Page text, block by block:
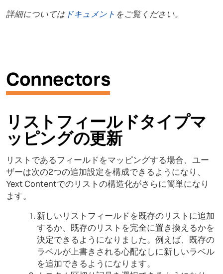
詳細については ドキュメント をご覧ください。
Connectors
リストフィールドタイプマ
ッピングの更新
リストであるフィールドをマッピングする場合、ユー
ザーは次の2つの追加設定を構成できるようになり、
Yext Contentでのリストの構造化がさらに簡単になり
ます。
新しいリストフィールドを既存のリストに追加
するか、既存のリストを完全に置き換えるかを
決定できるようになりました。例えば、既存の
ラベルが上書きされる心配なしに新しいラベル
を追加できるようになります。